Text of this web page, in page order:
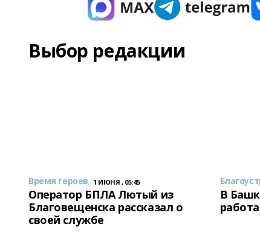
Выбор редакции
Время героев 1 ИЮНЯ , 05:45
Оператор БПЛА Лютый из
Благовещенска рассказал о
своей службе
В